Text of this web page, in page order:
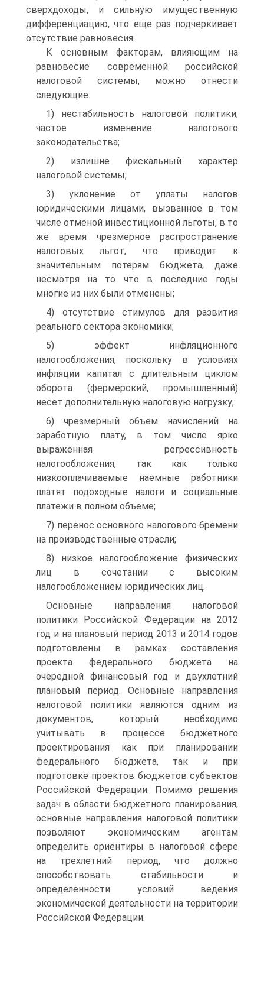
сверхдоходы, и сильную имущественную
дифференциацию, что еще раз подчеркивает
отсутствие равновесия.
К основным факторам, влияющим на
равновесие современной российской
налоговой системы, можно отнести
следующие:
1) нестабильность налоговой политики,
частое изменение налогового
законодательства;
2) излишне фискальный характер
налоговой системы;
3) уклонение от уплаты налогов
юридическими лицами, вызванное в том
числе отменой инвестиционной льготы, в то
же время чрезмерное распространение
налоговых льгот, что приводит к
значительным потерям бюджета, даже
несмотря на то что в последние годы
многие из них были отменены;
4) отсутствие стимулов для развития
реального сектора экономики;
5) эффект инфляционного
налогообложения, поскольку в условиях
инфляции капитал с длительным циклом
оборота (фермерский, промышленный)
несет дополнительную налоговую нагрузку;
6) чрезмерный объем начислений на
заработную плату, в том числе ярко
выраженная регрессивность
налогообложения, так как только
низкооплачиваемые наемные работники
платят подоходные налоги и социальные
платежи в полном объеме;
7) перенос основного налогового бремени
на производственные отрасли;
8) низкое налогообложение физических
лиц в сочетании с высоким
налогообложением юридических лиц.
Основные направления налоговой
политики Российской Федерации на 2012
год и на плановый период 2013 и 2014 годов
подготовлены в рамках составления
проекта федерального бюджета на
очередной финансовый год и двухлетний
плановый период. Основные направления
налоговой политики являются одним из
документов, который необходимо
учитывать в процессе бюджетного
проектирования как при планировании
федерального бюджета, так и при
подготовке проектов бюджетов субъектов
Российской Федерации. Помимо решения
задач в области бюджетного планирования,
основные направления налоговой политики
позволяют экономическим агентам
определить ориентиры в налоговой сфере
на трехлетний период, что должно
способствовать стабильности и
определенности условий ведения
экономической деятельности на территории
Российской Федерации.